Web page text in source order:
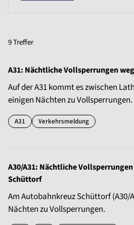
9 Treffer
A31: Nächtliche Vollsperrungen
Auf der A31 kommt es zwischen
einigen Nächten zu Vollsperrungen.
A31 Verkehrsmeldung
A30/A31: Nächtliche
Schüttorf
Am Autobahnkreuz Schüttorf (A30/
Nächten zu Vollsperrungen.